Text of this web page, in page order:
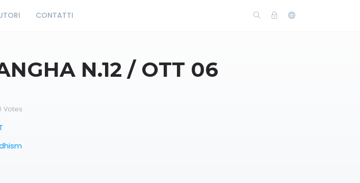
CONTATTI
N.12 / OTT 06
Votes